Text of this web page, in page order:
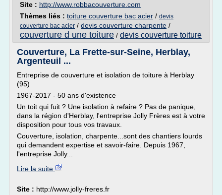
Site : http://www.robbacouverture.com
Thèmes liés : toiture couverture bac acier / devis
couverture bac acier / devis couverture charpente /
couverture d une toiture / devis couverture toiture
Couverture, La Frette-sur-Seine, Herblay,
Argenteuil ...
Entreprise de couverture et isolation de toiture à Herblay
(95)
1967-2017 - 50 ans d'existence
Un toit qui fuit ? Une isolation à refaire ? Pas de panique,
dans la région d'Herblay, l'entreprise Jolly Frères est à votre
disposition pour tous vos travaux.
Couverture, isolation, charpente...sont des chantiers lourds
qui demandent expertise et savoir-faire. Depuis 1967,
l'entreprise Jolly...
Lire la suite
Site : http://www.jolly-freres.fr